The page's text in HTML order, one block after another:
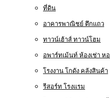
ที่ดิน
อาคารพาณิชย์ ตึกแถว
ทาวน์เฮ้าส์ ทาวน์โฮม
อพาร์ทเม้นท์ ห้องเช่า ห
โรงงาน โกดัง คลังสินค้า
รีสอร์ท โรงแรม